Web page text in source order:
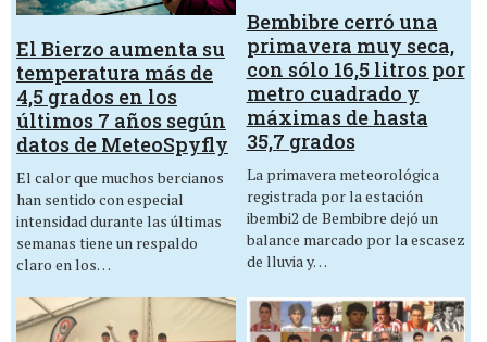
El Bierzo aumenta su
temperatura más de
4,5 grados en los
últimos 7 años según
datos de MeteoSpyfly
El calor que muchos bercianos
han sentido con especial
intensidad durante las últimas
semanas tiene un respaldo
claro en los…
Bembibre cerró una
primavera muy seca,
con sólo 16,5 litros por
metro cuadrado y
máximas de hasta
35,7 grados
La primavera meteorológica
registrada por la estación
ibembi2 de Bembibre dejó un
balance marcado por la escasez
de lluvia y…